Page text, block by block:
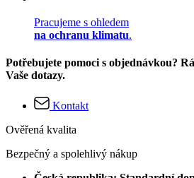
Pracujeme s ohledem
na ochranu klimatu.
Potřebujete pomoci s objednávkou?
Vaše dotazy.
Kontakt
Ověřená kvalita
Bezpečný a spolehlivý nákup